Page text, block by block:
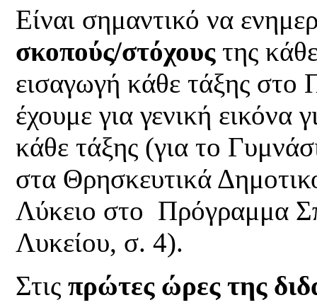
Είναι σημαντικό να
σκοπούς/στόχουςτης
εισαγωγή κάθε τάξης
έχουμε για γενική εικόνα
κάθε τάξης (για το
στα Θρησκευτικά
Λύκειο στο Πρόγραμμα
Λυκείου, σ. 4).
Στιςπρώτες ώρες της